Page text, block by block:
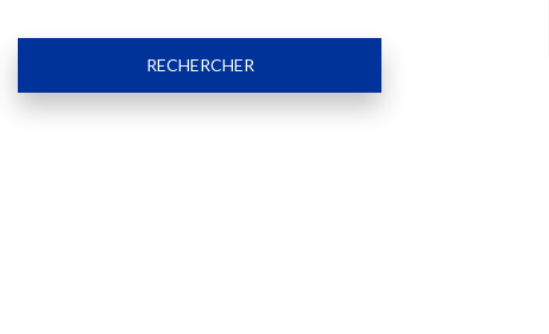
RECHERCHER